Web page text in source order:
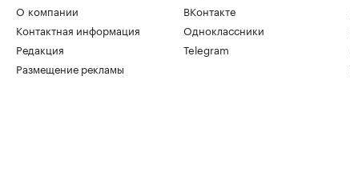
О компании
Контактная информация
Редакция
Размещение рекламы
ВКонтакте
Одноклассники
Telegram